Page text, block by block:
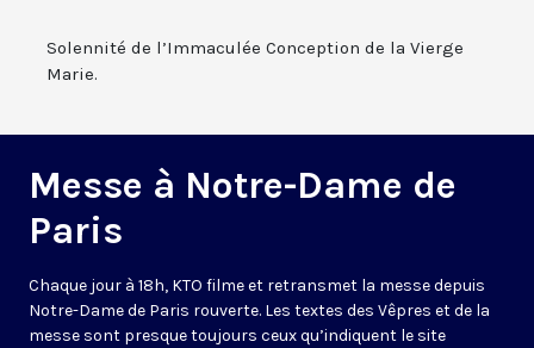
Solennité de l’Immaculée Conception de la Vierge
Marie.
Messe à Notre-Dame de
Paris
Chaque jour à 18h, KTO filme et retransmet la messe depuis
Notre-Dame de Paris rouverte. Les textes des Vêpres et de la
messe sont presque toujours ceux qu’indiquent le site